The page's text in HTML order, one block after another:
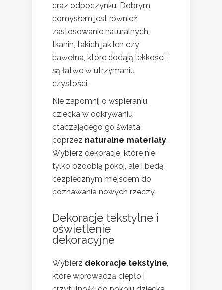
oraz odpoczynku. Dobrym
pomysłem jest również
zastosowanie naturalnych
tkanin, takich jak len czy
bawełna, które dodają lekkości i
są łatwe w utrzymaniu
czystości.
Nie zapomnij o wspieraniu
dziecka w odkrywaniu
otaczającego go świata
poprzez naturalne materiały.
Wybierz dekoracje, które nie
tylko ozdobią pokój, ale i będą
bezpiecznym miejscem do
poznawania nowych rzeczy.
Dekoracje tekstylne i
oświetlenie
dekoracyjne
Wybierz dekoracje tekstylne,
które wprowadzą ciepło i